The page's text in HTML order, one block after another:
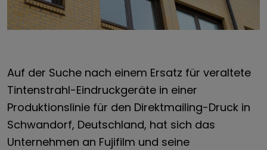
Auf der Suche nach einem Ersatz für veraltete
Tintenstrahl-Eindruckgeräte in einer
Produktionslinie für den Direktmailing-Druck in
Schwandorf, Deutschland, hat sich das
Unternehmen an Fujifilm und seine